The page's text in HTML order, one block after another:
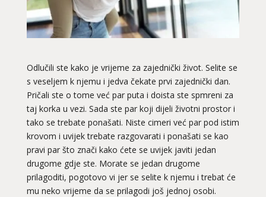
Odlučili ste kako je vrijeme za zajednički život. Selite se
s veseljem k njemu i jedva čekate prvi zajednički dan.
Pričali ste o tome već par puta i doista ste spmreni za
taj korka u vezi. Sada ste par koji dijeli životni prostor i
tako se trebate ponašati. Niste cimeri već par pod istim
krovom i uvijek trebate razgovarati i ponašati se kao
pravi par što znači kako ćete se uvijek javiti jedan
drugome gdje ste. Morate se jedan drugome
prilagoditi, pogotovo vi jer se selite k njemu i trebat će
mu neko vrijeme da se prilagodi još jednoj osobi.